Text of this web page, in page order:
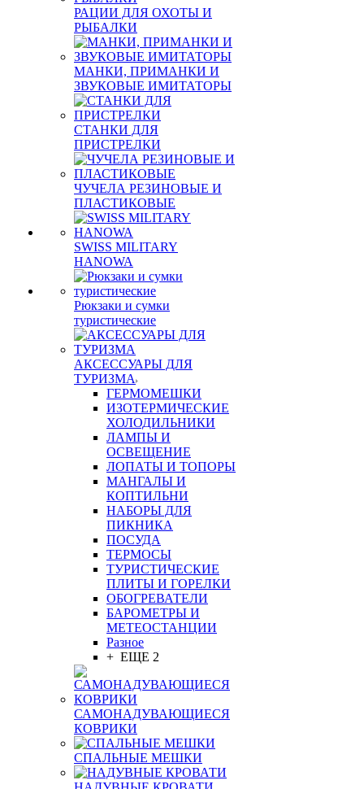
РАЦИИ ДЛЯ ОХОТЫ И
РЫБАЛКИ
МАНКИ, ПРИМАНКИ И
ЗВУКОВЫЕ ИМИТАТОРЫ
СТАНКИ ДЛЯ
ПРИСТРЕЛКИ
ЧУЧЕЛА РЕЗИНОВЫЕ И
ПЛАСТИКОВЫЕ
SWISS MILITARY
HANOWA
Рюкзаки и сумки
туристические
АКСЕССУАРЫ ДЛЯ
ТУРИЗМА
ГЕРМОМЕШКИ
ИЗОТЕРМИЧЕСКИЕ
ХОЛОДИЛЬНИКИ
ЛАМПЫ И
ОСВЕЩЕНИЕ
ЛОПАТЫ И ТОПОРЫ
МАНГАЛЫ И
КОПТИЛЬНИ
НАБОРЫ ДЛЯ
ПИКНИКА
ПОСУДА
ТЕРМОСЫ
ТУРИСТИЧЕСКИЕ
ПЛИТЫ И ГОРЕЛКИ
ОБОГРЕВАТЕЛИ
БАРОМЕТРЫ И
МЕТЕОСТАНЦИИ
Разное
+ ЕЩЕ 2
САМОНАДУВАЮЩИЕСЯ
КОВРИКИ
СПАЛЬНЫЕ МЕШКИ